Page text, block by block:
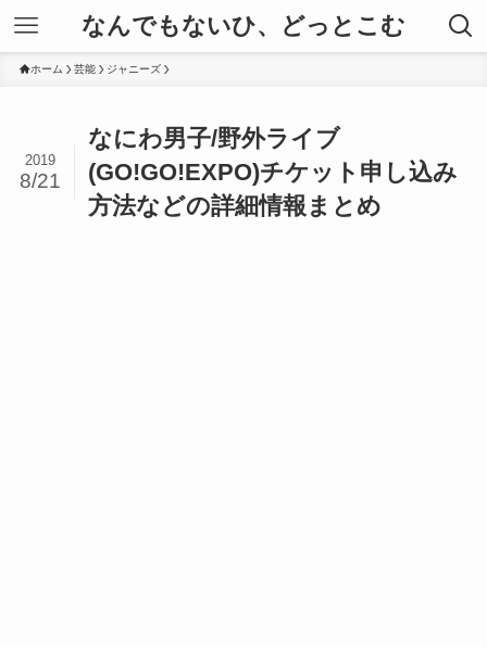
なんでもないひ、どっとこむ
ホーム 芸能 ジャニーズ
なにわ男子/野外ライブ
(GO!GO!EXPO)チケット申し込み
方法などの詳細情報まとめ
2019
8/21